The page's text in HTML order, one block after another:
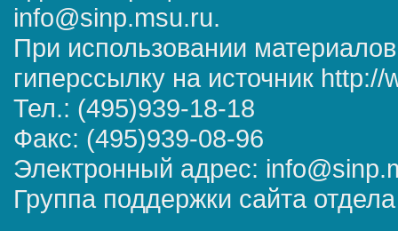
info@sinp.msu.ru.
При использовании
гиперссылку на источник
Тел.: (495)939-18-18
Факс: (495)939-08-96
Электронный адрес:
Группа поддержки сайта